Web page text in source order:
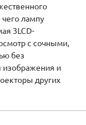
лампу
3LCD-
с сочными,
без
изображения и
других